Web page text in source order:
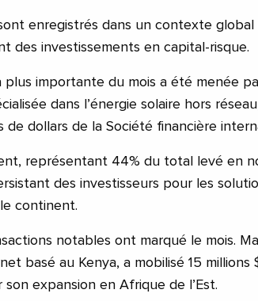
enregistrés dans un contexte global
des investissements en capital-risque.
plus importante du mois a été menée
dans l’énergie solaire hors
de dollars de la Société financière
représentant 44% du total levé en
des investisseurs pour les
continent.
notables ont marqué le mois.
basé au Kenya, a mobilisé 15
son expansion en Afrique de l’Est.